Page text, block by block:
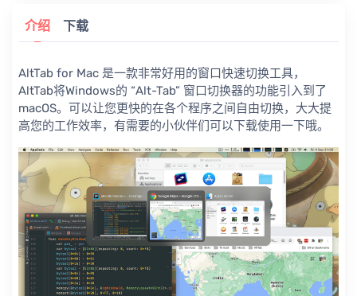
介绍 下载
AltTab for Mac 是一款非常好用的窗口快速切换工具，
AltTab将Windows的 “Alt-Tab” 窗口切换器的功能引入到了
macOS。可以让您更快的在各个程序之间自由切换，大大提
高您的工作效率，有需要的小伙伴们可以下载使用一下哦。